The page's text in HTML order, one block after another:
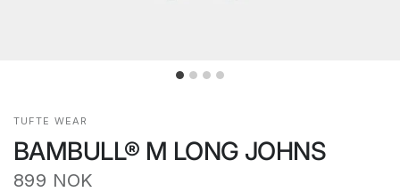
TUFTE WEAR
BAMBULL® M LONG JOHNS
899 NOK